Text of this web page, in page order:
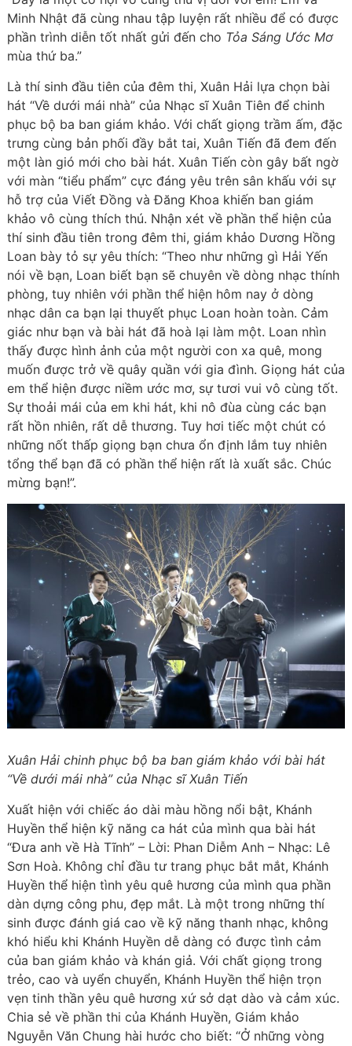
Minh Nhật đã cùng nhau tập luyện rất nhiều để có được
phần trình diễn tốt nhất gửi đến cho Tỏa Sáng Ước Mơ
mùa thứ ba.”
Là thí sinh đầu tiên của đêm thi, Xuân Hải lựa chọn bài
hát “Về dưới mái nhà” của Nhạc sĩ Xuân Tiên để chinh
phục bộ ba ban giám khảo. Với chất giọng trầm ấm, đặc
trưng cùng bản phối đầy bắt tai, Xuân Tiến đã đem đến
một làn gió mới cho bài hát. Xuân Tiến còn gây bất ngờ
với màn “tiểu phẩm” cực đáng yêu trên sân khấu với sự
hỗ trợ của Viết Đồng và Đăng Khoa khiến ban giám
khảo vô cùng thích thú. Nhận xét về phần thể hiện của
thí sinh đầu tiên trong đêm thi, giám khảo Dương Hồng
Loan bày tỏ sự yêu thích: “Theo như những gì Hải Yến
nói về bạn, Loan biết bạn sẽ chuyên về dòng nhạc thính
phòng, tuy nhiên với phần thể hiện hôm nay ở dòng
nhạc dân ca bạn lại thuyết phục Loan hoàn toàn. Cảm
giác như bạn và bài hát đã hoà lại làm một. Loan nhìn
thấy được hình ảnh của một người con xa quê, mong
muốn được trở về quây quần với gia đình. Giọng hát của
em thể hiện được niềm ước mơ, sự tươi vui vô cùng tốt.
Sự thoải mái của em khi hát, khi nô đùa cùng các bạn
rất hồn nhiên, rất dễ thương. Tuy hơi tiếc một chút có
những nốt thấp giọng bạn chưa ổn định lắm tuy nhiên
tổng thể bạn đã có phần thể hiện rất là xuất sắc. Chúc
mừng bạn!”.
Xuân Hải chinh phục bộ ba ban giám khảo với bài hát
“Về dưới mái nhà” của Nhạc sĩ Xuân Tiến
Xuất hiện với chiếc áo dài màu hồng nổi bật, Khánh
Huyền thể hiện kỹ năng ca hát của mình qua bài hát
“Đưa anh về Hà Tĩnh” – Lời: Phan Diễm Anh – Nhạc: Lê
Sơn Hoà. Không chỉ đầu tư trang phục bắt mắt, Khánh
Huyền thể hiện tình yêu quê hương của mình qua phần
dàn dựng công phu, đẹp mắt. Là một trong những thí
sinh được đánh giá cao về kỹ năng thanh nhạc, không
khó hiểu khi Khánh Huyền dễ dàng có được tình cảm
của ban giám khảo và khán giả. Với chất giọng trong
trẻo, cao và uyển chuyển, Khánh Huyền thể hiện trọn
vẹn tinh thần yêu quê hương xứ sở dạt dào và cảm xúc.
Chia sẻ về phần thi của Khánh Huyền, Giám khảo
Nguyễn Văn Chung hài hước cho biết: “Ở những vòng